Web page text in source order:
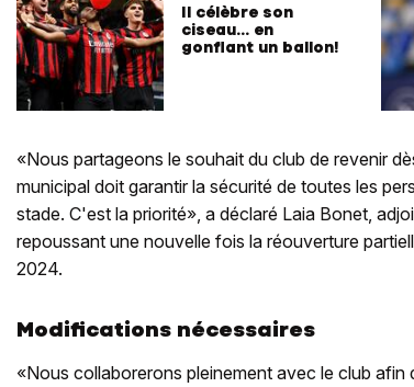
Il célèbre son
ciseau... en
gonflant un ballon!
«Nous partageons le souhait du club de revenir
municipal doit garantir la sécurité de toutes les
stade. C'est la priorité», a déclaré Laia Bonet,
repoussant une nouvelle fois la réouverture
2024.
Modifications nécessaires
«Nous collaborerons pleinement avec le club afin